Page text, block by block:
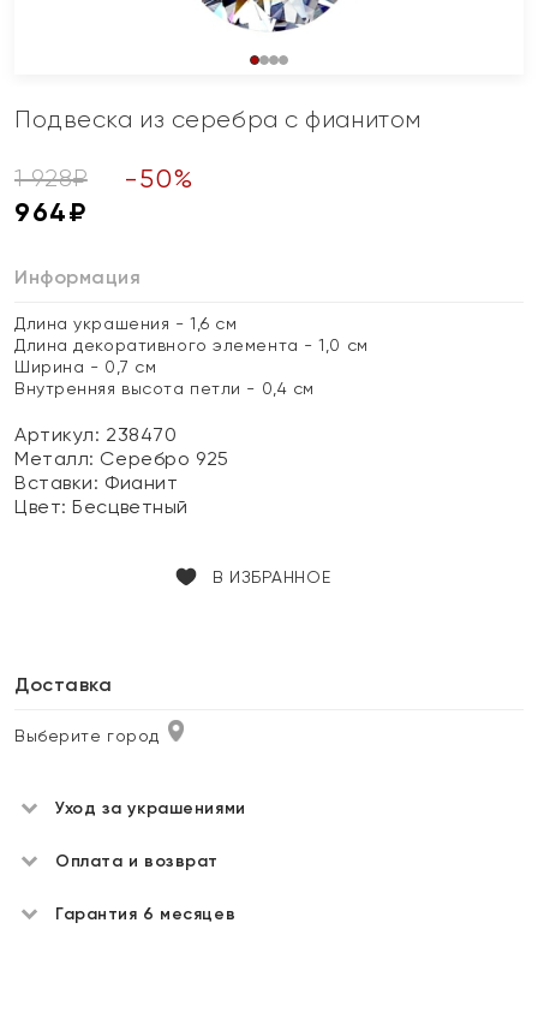
Подвеска из серебра с фианитом
1 928₽ -50%
964₽
Информация
Длина украшения - 1,6 см
Длина декоративного элемента - 1,0 см
Ширина - 0,7 см
Внутренняя высота петли - 0,4 см
Артикул: 238470
Металл: Серебро 925
Вставки: Фианит
Цвет:Бесцветный
В ИЗБРАННОЕ
Доставка
Выберите город
Уход за украшениями
Оплата и возврат
Гарантия 6 месяцев